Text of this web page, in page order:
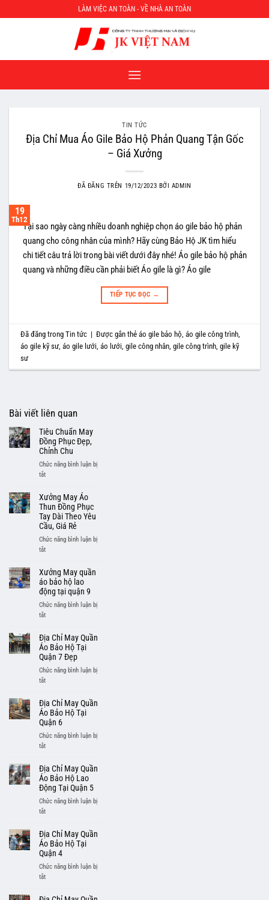
đến
LÀM VIỆC AN TOÀN - VỀ NHÀ AN TOÀN
TIN TỨC
Địa Chỉ Mua Áo Gile Bảo Hộ Phản Quang Tận Gốc
– Giá Xưởng
ĐÃ ĐĂNG TRÊN 19/12/2023 BỞI ADMIN
19
Th12
Tại sao ngày càng nhiều doanh nghiệp chọn áo gile bảo hộ phản
quang cho công nhân của mình? Hãy cùng Bảo Hộ JK tìm hiểu
chi tiết câu trả lời trong bài viết dưới đây nhé! Áo gile bảo hộ phản
quang và những điều cần phải biết Áo gile là gì? Áo gile
TIẾP TỤC ĐỌC →
Đã đăng trongTin tức | Được gắn thẻáo gile bảo hộ ,áo gile công trình
áo gile kỹ sư,áo gile lưới ,áo lưới ,gile công nhân ,gile công trình ,gile kỹ
sư
Bài viết liên quan
Tiêu Chuẩn May
Đồng Phục Đẹp,
Chỉnh Chu
Chức năng bình luận bị
tắtở
Chuẩn
May
Đồng
Phục
Đẹp,
Xưởng May Áo
Thun Đồng Phục
Tay Dài Theo Yêu
Cầu, Giá Rẻ
Chức năng bình luận bị
tắtở
May
Áo
Thun
Đồng
Theo
Yêu
Cầu,
Giá
Rẻ
Xưởng May quần
áo bảo hộ lao
động tại quận 9
Chức năng bình luận bị
tắtở
May
quần
áo
bảo
tại
quận
9
Địa Chỉ May Quần
Áo Bảo Hộ Tại
Quận 7 Đẹp
Chức năng bình luận bị
tắtở
Chỉ
May
Quần
Áo
Quận
7
Đẹp
Địa Chỉ May Quần
Áo Bảo Hộ Tại
Quận 6
Chức năng bình luận bị
tắtở
Chỉ
May
Quần
Áo
Quận
6
Địa Chỉ May Quần
Áo Bảo Hộ Lao
Động Tại Quận 5
Chức năng bình luận bị
tắtở
Chỉ
May
Quần
Áo
Địa Chỉ May Quần
Áo Bảo Hộ Tại
Quận 4
Chức năng bình luận bị
tắtở
Chỉ